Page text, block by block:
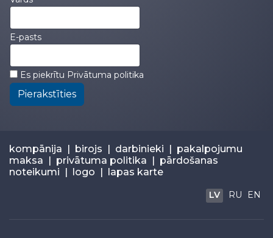
E-pasts
Es piekrītu Privātuma politika
Pierakstīties
kompānija | birojs | darbinieki | pakalpojumu
maksa | privātuma politika | pārdošanas
noteikumi | logo | lapas karte
LV RU EN